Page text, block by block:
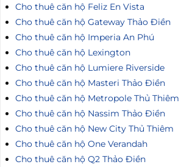
Cho thuê căn hộ Feliz En Vista
Cho thuê căn hộ Gateway Thảo Điền
Cho thuê căn hộ Imperia An Phú
Cho thuê căn hộ Lexington
Cho thuê căn hộ Lumiere Riverside
Cho thuê căn hộ Masteri Thảo Điền
Cho thuê căn hộ Metropole Thủ Thiêm
Cho thuê căn hộ Nassim Thảo Điền
Cho thuê căn hộ New City Thủ Thiêm
Cho thuê căn hộ One Verandah
Cho thuê căn hộ Q2 Thảo Điền